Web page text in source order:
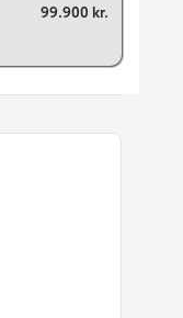
99.900 kr.